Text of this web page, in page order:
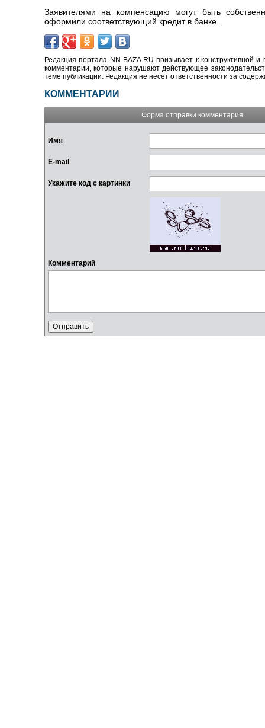
Заявителями на компенсацию могут быть
оформили соответствующий кредит в банке.
Редакция портала NN-BAZA.RU призывает к конструктивной
комментарии, которые нарушают действующее
теме публикации. Редакция не несёт ответственности за
КОММЕНТАРИИ
Форма отправки комментария
Имя
E-mail
Укажите код с картинки
Комментарий